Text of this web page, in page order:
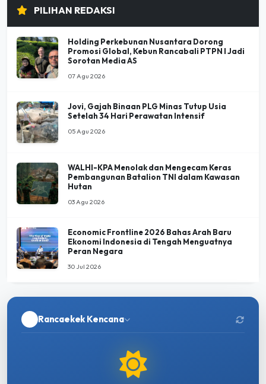
PILIHAN REDAKSI
Holding Perkebunan Nusantara Dorong
Promosi Global, Kebun Rancabali PTPN I Jadi
Sorotan Media AS
07 Agu 2026
Jovi, Gajah Binaan PLG Minas Tutup Usia
Setelah 34 Hari Perawatan Intensif
05 Agu 2026
WALHI-KPA Menolak dan Mengecam Keras
Pembangunan Batalion TNI dalam Kawasan
Hutan
03 Agu 2026
Economic Frontline 2026 Bahas Arah Baru
Ekonomi Indonesia di Tengah Menguatnya
Peran Negara
30 Jul 2026
Rancaekek Kencana